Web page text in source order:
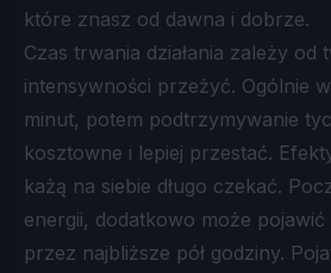
które znasz od dawna i dobrze.
Czas trwania działania zależy od
intensywności przeżyć. Ogólnie
minut, potem podtrzymywanie
kosztowne i lepiej przestać.
każą na siebie długo czekać.
energii, dodatkowo może pojawić
przez najbliższe pół godziny.